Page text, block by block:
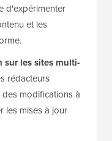
d'expérimenter
et les
les sites multi-
rédacteurs
modifications à
les mises à jour